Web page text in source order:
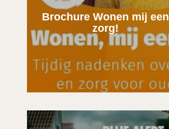
Brochure Wonen mij een
zorg!